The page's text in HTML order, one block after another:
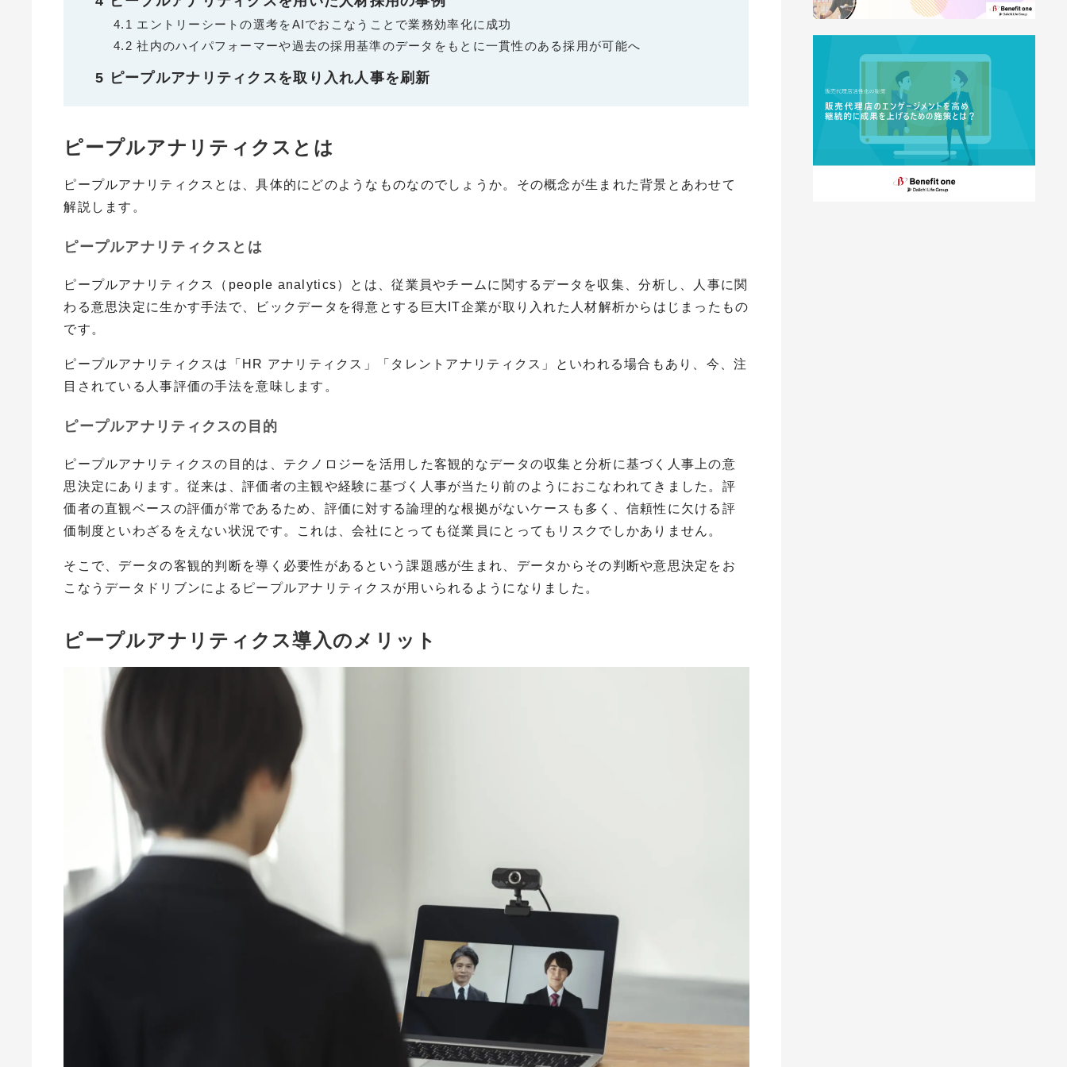
4.1 エントリーシートの選考をAIでおこなうことで業務効率化に成功
4.2 社内のハイパフォーマーや過去の採用基準のデータをもとに一貫性のある採用が可能へ
5 ピープルアナリティクスを取り入れ人事を刷新
ピープルアナリティクスとは
ピープルアナリティクスとは、具体的にどのようなものなのでしょうか。その概念が生まれた背景とあわせて
解説します。
ピープルアナリティクスとは
ピープルアナリティクス（ people analytics）とは、従業員やチームに関するデータを収集、分析し、人事に関
わる意思決定に生かす手法で、ビックデータを得意とする巨大 IT企業が取り入れた人材解析からはじまったもの
です。
ピープルアナリティクスは「 HR アナリティクス」「タレントアナリティクス」といわれる場合もあり、今、注
目されている人事評価の手法を意味します。
ピープルアナリティクスの目的
ピープルアナリティクスの目的は、テクノロジーを活用した客観的なデータの収集と分析に基づく人事上の意
思決定にあります。従来は、評価者の主観や経験に基づく人事が当たり前のようにおこなわれてきました。評
価者の直観ベースの評価が常であるため、評価に対する論理的な根拠がないケースも多く、信頼性に欠ける評
価制度といわざるをえない状況です。これは、会社にとっても従業員にとってもリスクでしかありません。
そこで、データの客観的判断を導く必要性があるという課題感が生まれ、データからその判断や意思決定をお
こなうデータドリブンによるピープルアナリティクスが用いられるようになりました。
ピープルアナリティクス導入のメリット